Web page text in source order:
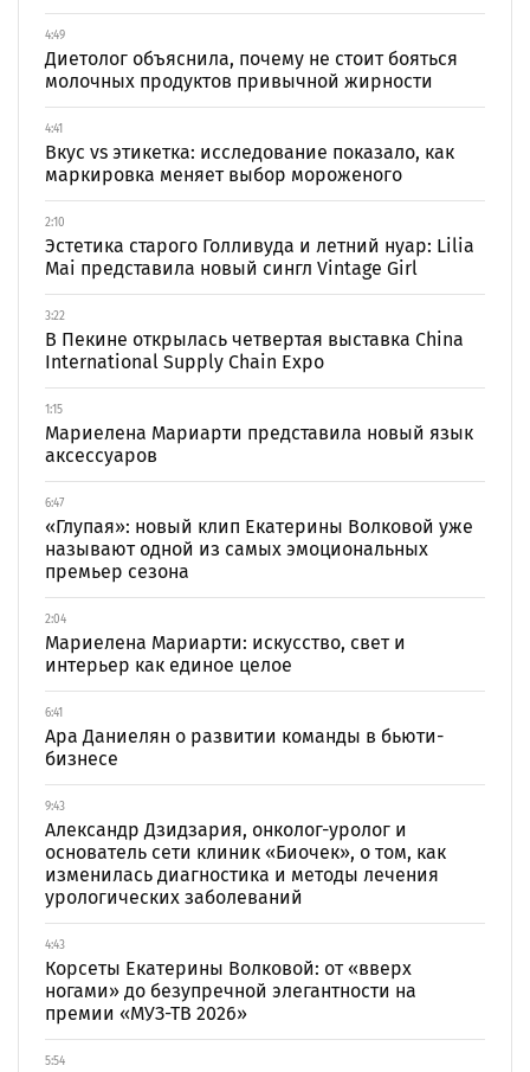
4:49
Диетолог объяснила, почему не стоит бояться
молочных продуктов привычной жирности
4:41
Вкус vs этикетка: исследование показало, как
маркировка меняет выбор мороженого
2:10
Эстетика старого Голливуда и летний нуар: Lilia
Mai представила новый сингл Vintage Girl
3:22
В Пекине открылась четвертая выставка China
International Supply Chain Expo
1:15
Мариелена Мариарти представила новый язык
аксессуаров
6:47
«Глупая»: новый клип Екатерины Волковой уже
называют одной из самых эмоциональных
премьер сезона
2:04
Мариелена Мариарти: искусство, свет и
интерьер как единое целое
6:41
Ара Даниелян о развитии команды в бьюти-
бизнесе
9:43
Александр Дзидзария, онколог-уролог и
основатель сети клиник «Биочек», о том, как
изменилась диагностика и методы лечения
урологических заболеваний
4:43
Корсеты Екатерины Волковой: от «вверх
ногами» до безупречной элегантности на
премии «МУЗ-ТВ 2026»
5:54